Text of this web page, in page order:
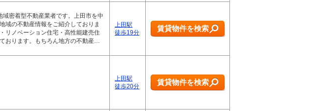
域密着型不動産業者です。上田市を中
域の不動産情報をご紹介しておりま
リノベーション住宅・高性能建売住
おります。もちろん地方の不動産…
上田駅
徒歩19分
賃貸物件を検索
上田駅
徒歩20分
賃貸物件を検索